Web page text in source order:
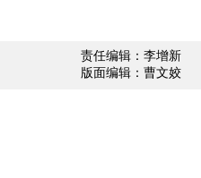
责任编辑：李增新
版面编辑：曹文姣